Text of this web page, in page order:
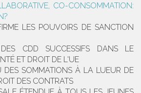
CO-CONSOMMATION:
LES POUVOIRS DE SANCTION
CDD SUCCESSIFS DANS LE
ET DROIT DE L'UE
DES SOMMATIONS À LA LUEUR DE
DES CONTRATS